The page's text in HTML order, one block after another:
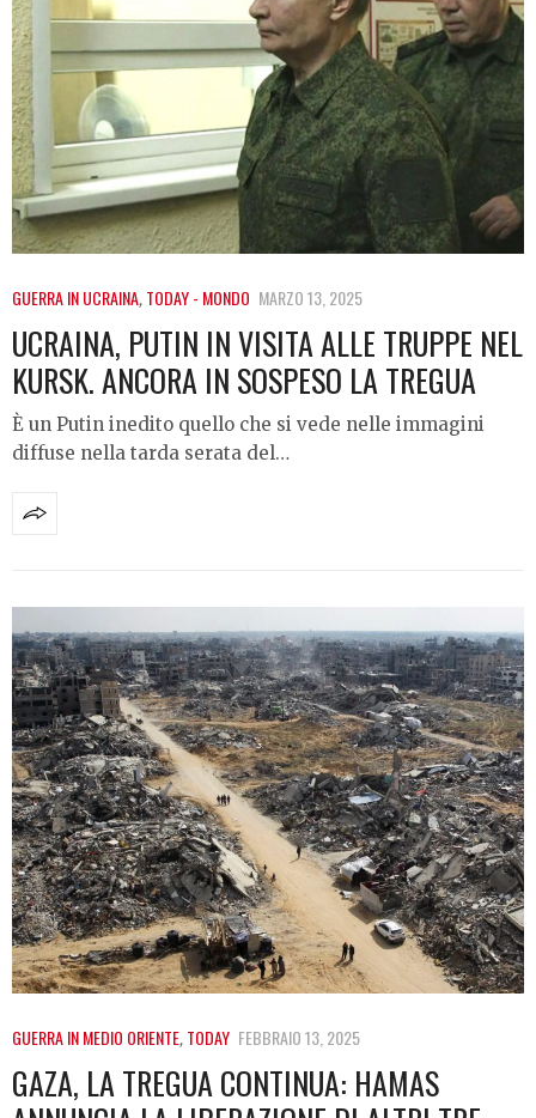
GUERRA IN UCRAINA,TODAY - MONDO MARZO 13, 2025
UCRAINA, PUTIN IN VISITA ALLE TRUPPE NEL
KURSK. ANCORA IN SOSPESO LA TREGUA
È un Putin inedito quello che si vede nelle immagini
diffuse nella tarda serata del…
GUERRA IN MEDIO ORIENTE,TODAY FEBBRAIO 13, 2025
GAZA, LA TREGUA CONTINUA: HAMAS